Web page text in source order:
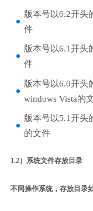
版本号以6.2开头
件
版本号以6.1开头
件
版本号以6.0开头
windows Vista的
版本号以5.1开头
的文件
1.2）系统文件存放目录
不同操作系统，存放目录